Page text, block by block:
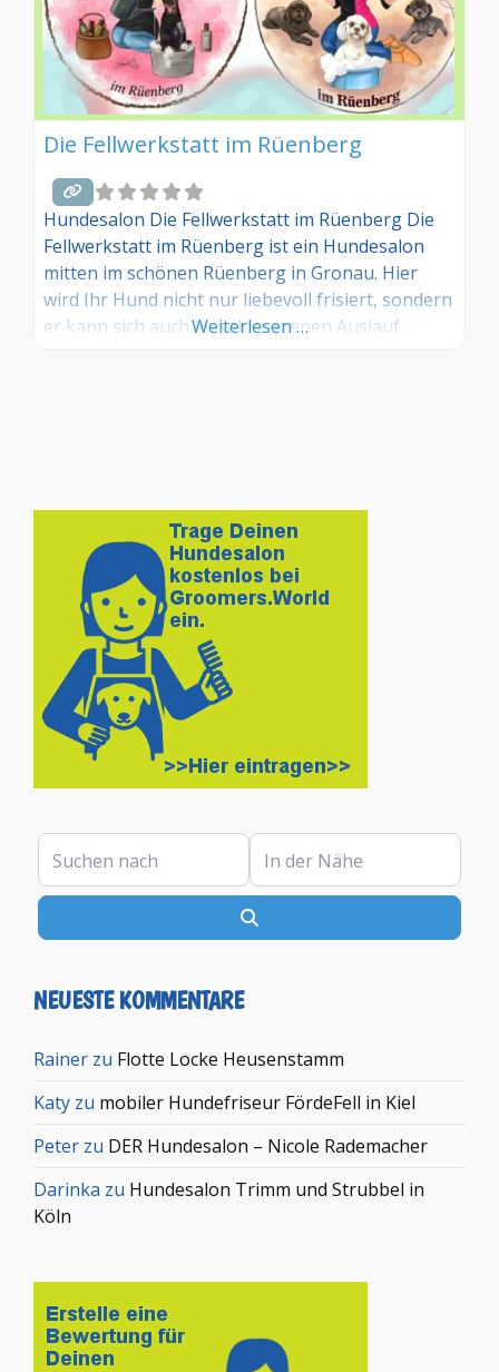
Die Fellwerkstatt im Rüenberg
Hundesalon Die Fellwerkstatt im Rüenberg Die
Fellwerkstatt im Rüenberg ist ein Hundesalon
mitten im schönen Rüenberg in Gronau. Hier
wird Ihr Hund nicht nur liebevoll frisiert, sondern
er kann sich auch im saloneigenen Auslauf
Weiterlesen …
Suchen nach In der Nähe
NEUESTE KOMMENTARE
Rainer zu Flotte Locke Heusenstamm
Katy zu mobiler Hundefriseur FördeFell in Kiel
Peter zu DER Hundesalon – Nicole Rademacher
Darinka zu Hundesalon Trimm und Strubbel in
Köln